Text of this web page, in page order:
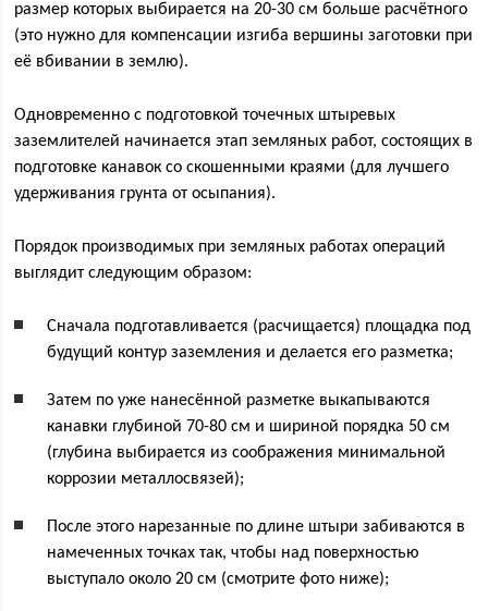
размер которых выбирается на 20-30 см больше расчётного
(это нужно для компенсации изгиба вершины заготовки при
её вбивании в землю).
Одновременно с подготовкой точечных штыревых
заземлителей начинается этап земляных работ, состоящих в
подготовке канавок со скошенными краями (для лучшего
удерживания грунта от осыпания).
Порядок производимых при земляных работах операций
выглядит следующим образом:
Сначала подготавливается (расчищается) площадка под
будущий контур заземления и делается его разметка;
Затем по уже нанесённой разметке выкапываются
канавки глубиной 70-80 см и шириной порядка 50 см
(глубина выбирается из соображения минимальной
коррозии металлосвязей);
После этого нарезанные по длине штыри забиваются в
намеченных точках так, чтобы над поверхностью
выступало около 20 см (смотрите фото ниже);